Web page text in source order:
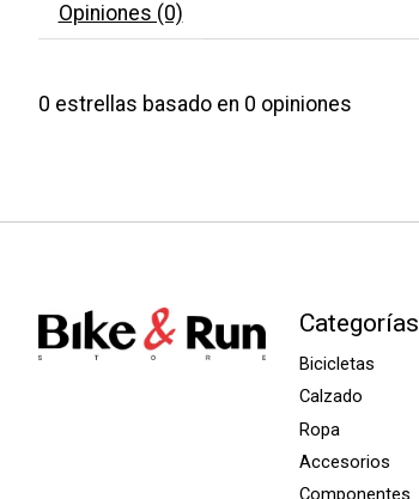
Opiniones (0)
0 estrellas basado en 0 opiniones
Categorías
Bicicletas
Calzado
Ropa
Accesorios
Componentes